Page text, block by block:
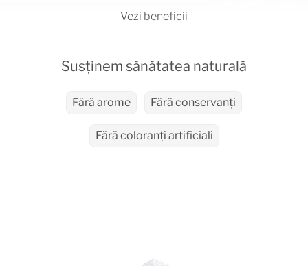
Vezi beneficii
Susținem sănătatea naturală
Fără arome Fără conservanți
Fără coloranți artificiali